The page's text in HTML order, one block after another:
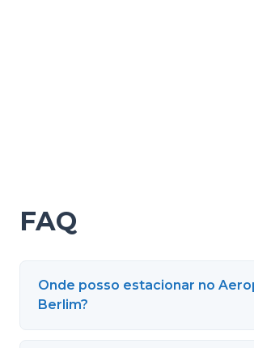
FAQ
Onde posso estacionar no
Berlim?